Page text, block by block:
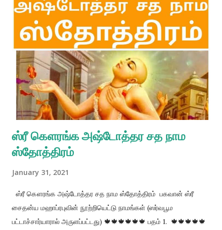
ஸ்ரீ கௌரங்க அஷ்டோத்தர சத நாம
ஸ்தோத்திரம்
January 31, 2021
ஸ்ரீ கௌரங்க அஷ்டோத்தர சத நாம ஸ்தோத்திரம் பகவான் ஸ்ரீ
சைதன்ய மஹாப்ரபுவின் நூற்றியெட்டு நாமங்கள் (ஸர்வபூம
பட்டாச்சார்யாரால் அருளப்பட்டது) 🍁🍁🍁🍁🍁🍁 பதம் 1. 🍁🍁🍁🍁🍁